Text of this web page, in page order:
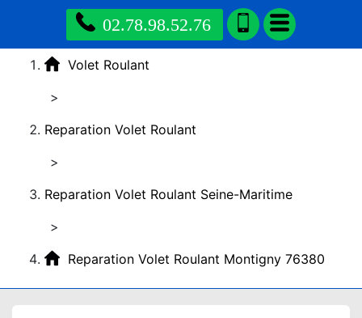
02.78.98.52.76
Volet Roulant
>
Reparation Volet Roulant
>
Reparation Volet Roulant Seine-Maritime
>
Reparation Volet Roulant Montigny 76380